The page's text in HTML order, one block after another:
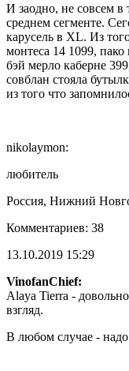
И заодно, не совсем в
среднем сегменте.
карусель в XL. Из
монтеса 14 1099,
бэй мерло каберне
совблан стояла
из того что
nikolaymon:
любитель
Россия, Нижний
Комментариев: 38
13.10.2019 15:29
VinofanChief:
Alaya Tierra -
взгляд.
В любом случае -